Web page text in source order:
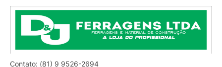
Contato: (81) 9 9526-2694